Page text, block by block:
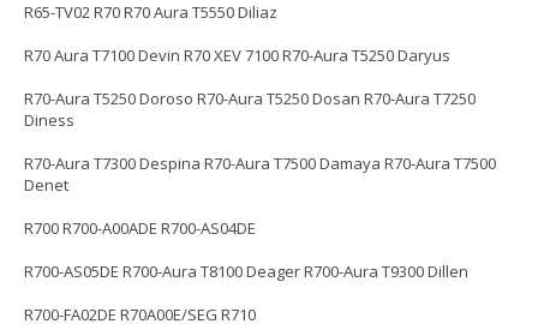
R65-TV02 R70 R70 Aura T5550 Diliaz
R70 Aura T7100 Devin R70 XEV 7100 R70-Aura T5250 Daryus
R70-Aura T5250 Doroso R70-Aura T5250 Dosan R70-Aura T7250
Diness
R70-Aura T7300 Despina R70-Aura T7500 Damaya R70-Aura T7500
Denet
R700 R700-A00ADE R700-AS04DE
R700-AS05DE R700-Aura T8100 Deager R700-Aura T9300 Dillen
R700-FA02DE R70A00E/SEG R710